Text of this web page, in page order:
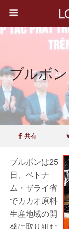
ブルボ
共有
ブルボンは25
日、ベトナ
ム・ザライ省
でカカオ原料
生産地域の開
発に取り組む